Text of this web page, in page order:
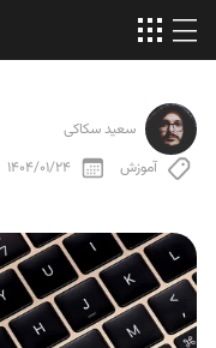
محصولات بیشتر
درباره‌ی ما
قوانین
سعید سکاکی
آموزش
1404/01/24